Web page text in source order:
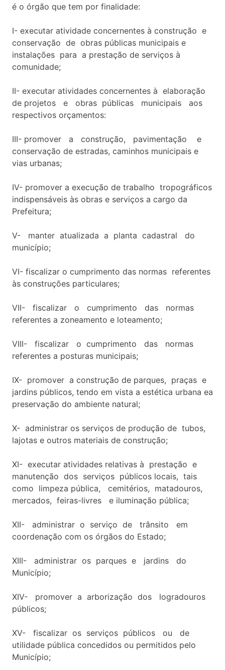
é o órgão que tem por finalidade:
I- executar atividade concernentes à construção e
conservação de obras públicas municipais e
instalações para a prestação de serviços à
comunidade;
II- executar atividades concernentes à elaboração
de projetos e obras públicas municipais aos
respectivos orçamentos:
III- promover a construção, pavimentação e
conservação de estradas, caminhos municipais e
vias urbanas;
IV- promover a execução de trabalho tropográficos
indispensáveis às obras e serviços a cargo da
Prefeitura;
V- manter atualizada a planta cadastral do
município;
VI- fiscalizar o cumprimento das normas referentes
às construções particulares;
VII- fiscalizar o cumprimento das normas
referentes a zoneamento e loteamento;
VIII- fiscalizar o cumprimento das normas
referentes a posturas municipais;
IX- promover a construção de parques, praças e
jardins públicos, tendo em vista a estética urbana ea
preservação do ambiente natural;
X- administrar os serviços de produção de tubos,
lajotas e outros materiais de construção;
XI- executar atividades relativas à prestação e
manutenção dos serviços públicos locais, tais
como limpeza pública, cemitérios, matadouros,
mercados, feiras-livres e iluminação pública;
XII- administrar o serviço de trânsito em
coordenação com os órgãos do Estado;
XIII- administrar os parques e jardins do
Município;
XIV- promover a arborização dos logradouros
públicos;
XV- fiscalizar os serviços públicos ou de
utilidade pública concedidos ou permitidos pelo
Município;